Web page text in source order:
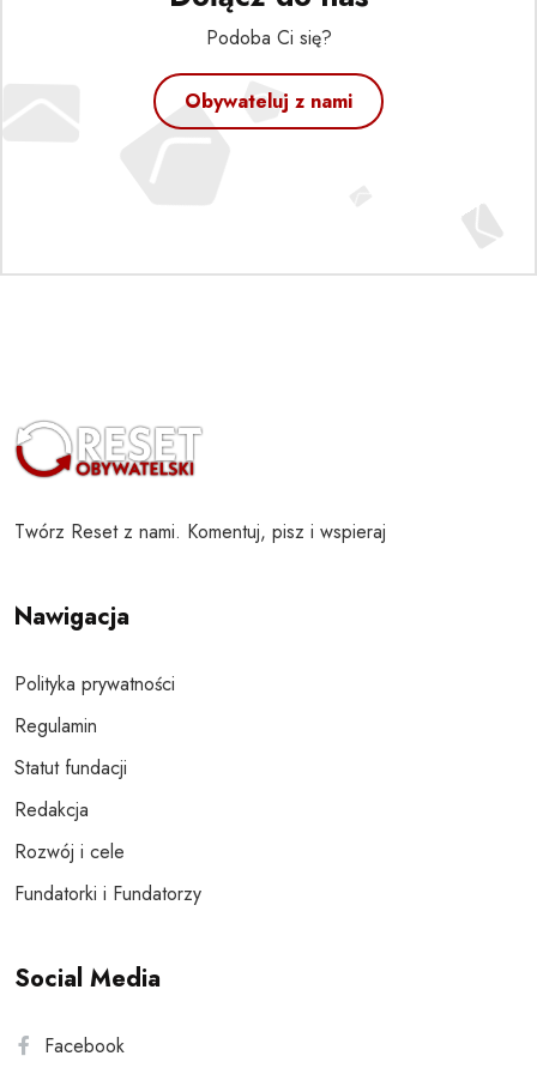
Podoba Ci się?
Obywateluj z nami
Twórz Reset z nami. Komentuj, pisz i wspieraj
Nawigacja
Polityka prywatności
Regulamin
Statut fundacji
Redakcja
Rozwój i cele
Fundatorki i Fundatorzy
Social Media
Facebook